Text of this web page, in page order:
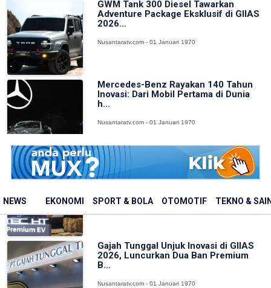
NEWS EKONOMI SPORT & BOLA OTOMOTIF TEKNO &
GWM Tank 300 Diesel Tawarkan
Adventure Package Eksklusif di GIIAS
2026...
Nusantaratv.com - 01 Januari 1970
Mercedes-Benz Rayakan 140 Tahun
Inovasi: Dari Mobil Pertama di Dunia
h...
Nusantaratv.com - 01 Januari 1970
SUV Listrik GAC Hyptec HT Hadir
dengan Modifikasi Premium dan Rally
Nusantaratv.com - 01 Januari 1970
Gajah Tunggal Unjuk Inovasi di GIIAS
2026, Luncurkan Dua Ban Premium
B...
Nusantaratv.com - 01 Januari 1970